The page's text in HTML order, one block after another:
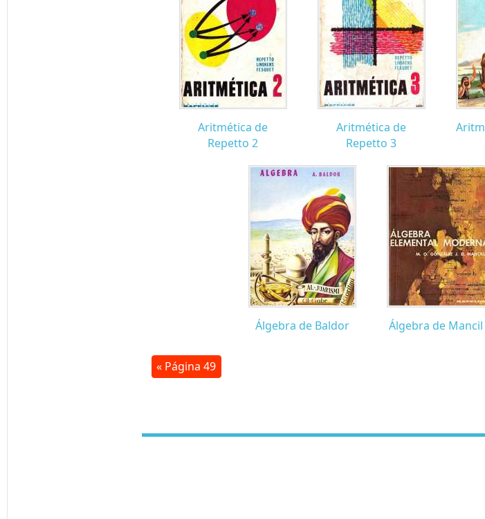
Aritmética de
Repetto 2
Aritmética de
Repetto 3
Álgebra de Baldor Álgebra de Mancil
« Página 49